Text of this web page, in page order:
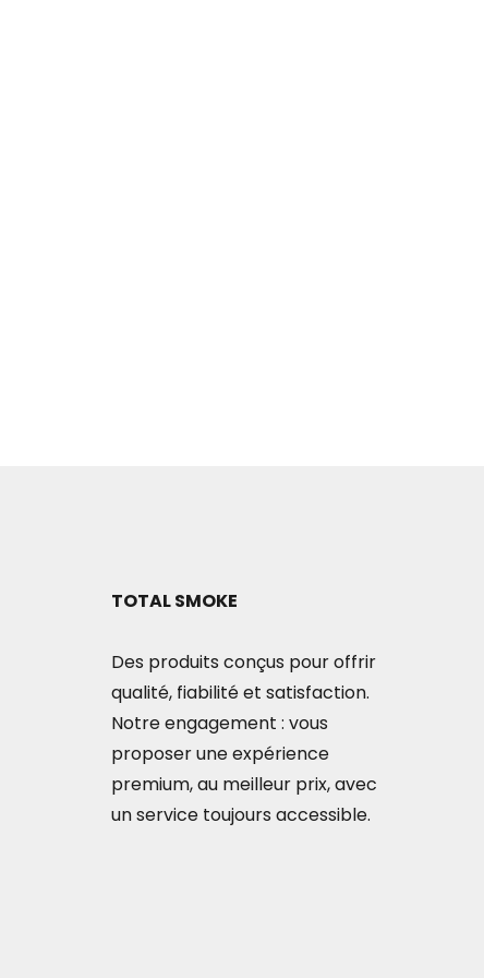
TOTAL SMOKE
Des produits conçus pour offrir
qualité, fiabilité et satisfaction.
Notre engagement : vous
proposer une expérience
premium, au meilleur prix, avec
un service toujours accessible.